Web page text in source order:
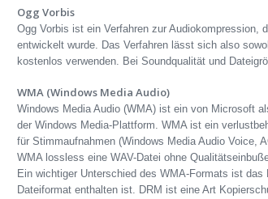
Ogg Vorbis
Ogg Vorbis ist ein Verfahren zur
entwickelt wurde. Das Verfahren lässt sich also
kostenlos verwenden. Bei Soundqualität und
WMA (Windows Media Audio)
Windows Media Audio (WMA) ist ein von Microsoft
der Windows Media-Plattform. WMA ist ein
für Stimmaufnahmen (Windows Media Audio Voice,
WMA lossless eine WAV-Datei ohne
Ein wichtiger Unterschied des WMA-Formats ist
Dateiformat enthalten ist. DRM ist eine Art